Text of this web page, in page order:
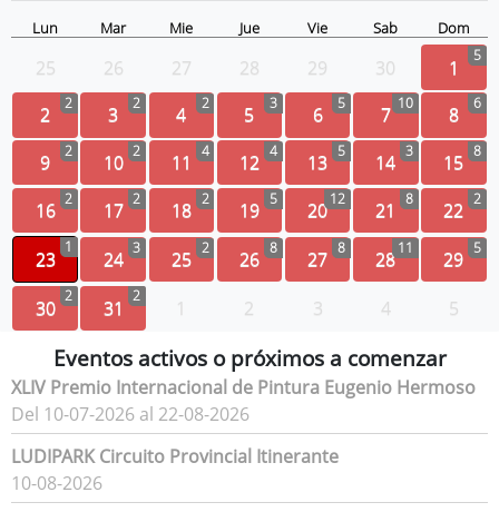
Lun Mar Mie Jue Vie Sab Dom
25 26 27 28 29 30 1 5
2 2 3 2 4 2 5 3 6 5 7 10 8 6
9 2 10 2 11 4 12 4 13 5 14 3 15 8
16 2 17 2 18 2 19 5 2012 21 8 22 2
23
1
24 3 25 2 26 8 27 8 2811 29 5
30 2 31 2 1 2 3 4 5
Eventos activos o próximos a comenzar
XLIV Premio Internacional de Pintura Eugenio Hermoso
Del 10-07-2026 al 22-08-2026
LUDIPARK Circuito Provincial Itinerante
10-08-2026